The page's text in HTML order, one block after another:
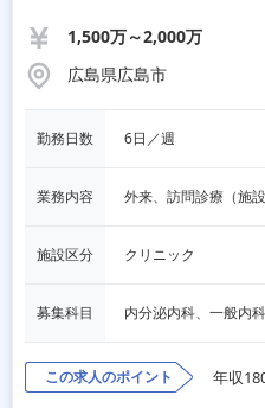
1,500万～2,000万
広島県広島市
勤務日数 6日／週
業務内容 外来、訪問診療（施
施設区分 クリニック
募集科目
この求人のポイント 年収